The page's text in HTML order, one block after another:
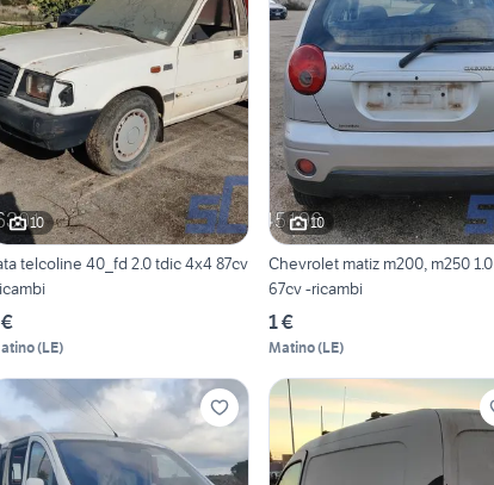
10
telcoline 40_fd 2.0 tdic 4x4 87cv
(LE)
10
Chevrolet matiz m200, m250 1.0
67cv -ricambi
1 €
Matino(LE)